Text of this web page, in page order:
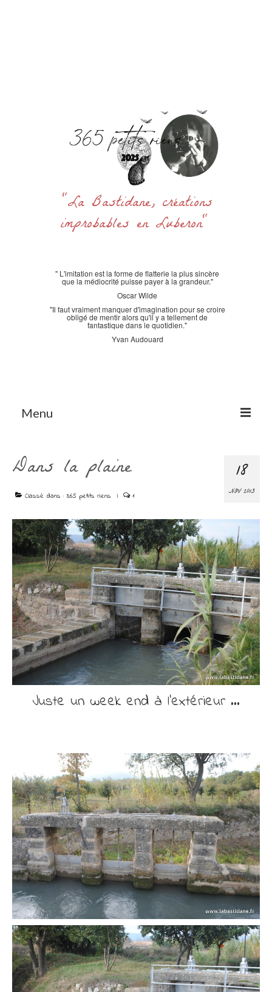
"La Bastidane, créations
improbables en Luberon"
" L'imitation est la forme de flatterie la plus sincère
que la médiocrité puisse payer à la grandeur."
Oscar Wilde
"Il faut vraiment manquer d'imagination pour se croire
obligé de mentir alors qu'il y a tellement de
fantastique dans le quotidien."
Yvan Audouard
Menu
La Bastidane
La Boutique
Archives
Découvrir
Contact
18
NOV 2013
Dans la plaine
Classé dans : 365 petits riens | 1
Juste un week end à l’extérieur …